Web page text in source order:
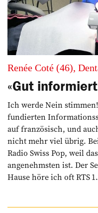
Renée Coté (46),
«Gut
Ich werde Nein
fundierten
auf französisch, und
nicht mehr viel übrig.
Radio Swiss Pop, weil
angenehmsten ist. Der
Hause höre ich oft RTS